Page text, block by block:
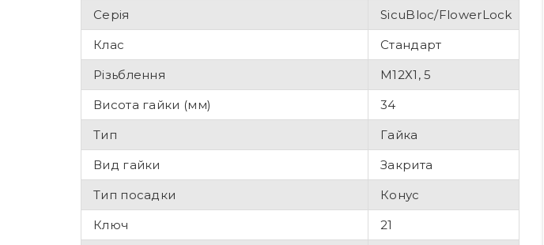
Серія
SicuBloc/FlowerLock
Клас
Стандарт
Різьблення
М12Х1, 5
Висота гайки (мм)
34
Тип
Гайка
Вид гайки
Закрита
Тип посадки
Конус
Ключ
21